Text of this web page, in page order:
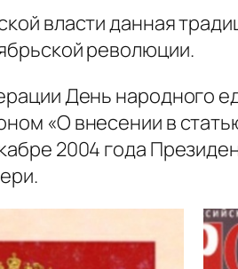
власти данная
революции.
День народного
«О внесении в
2004 года